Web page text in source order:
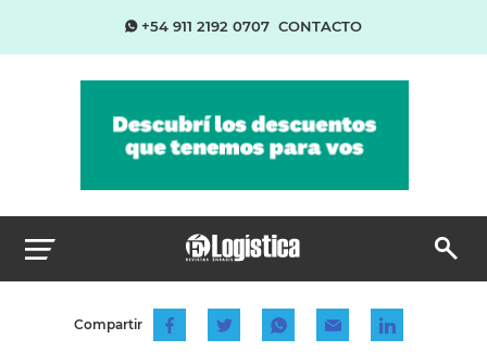
+54 911 2192 0707 CONTACTO
Compartir